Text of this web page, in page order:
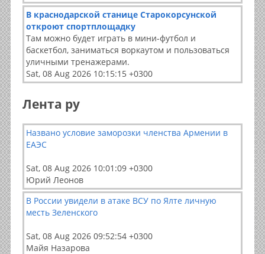
В краснодарской станице Старокорсунской
откроют спортплощадку
Там можно будет играть в мини-футбол и
баскетбол, заниматься воркаутом и пользоваться
уличными тренажерами.
Sat, 08 Aug 2026 10:15:15 +0300
Лента ру
Названо условие заморозки членства Армении в
ЕАЭС
Sat, 08 Aug 2026 10:01:09 +0300
Юрий Леонов
В России увидели в атаке ВСУ по Ялте личную
месть Зеленского
Sat, 08 Aug 2026 09:52:54 +0300
Майя Назарова